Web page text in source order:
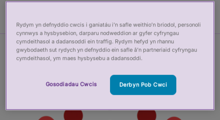
Baner
Rydym yn defnyddio cwcis i ganiatáu i’n safle weithio’n briodol, personoli
cynnwys a hysbysebion, darparu nodweddion ar gyfer cyfryngau
cymdeithasol a dadansoddi ein traffig. Rydym hefyd yn rhannu
gwybodaeth sut rydych yn defnyddio ein safle â’n partneriaid cyfryngau
cymdeithasol, ym maes hysbysebu a dadansoddi.
Gosodiadau Cwcis Derbyn Pob Cwci